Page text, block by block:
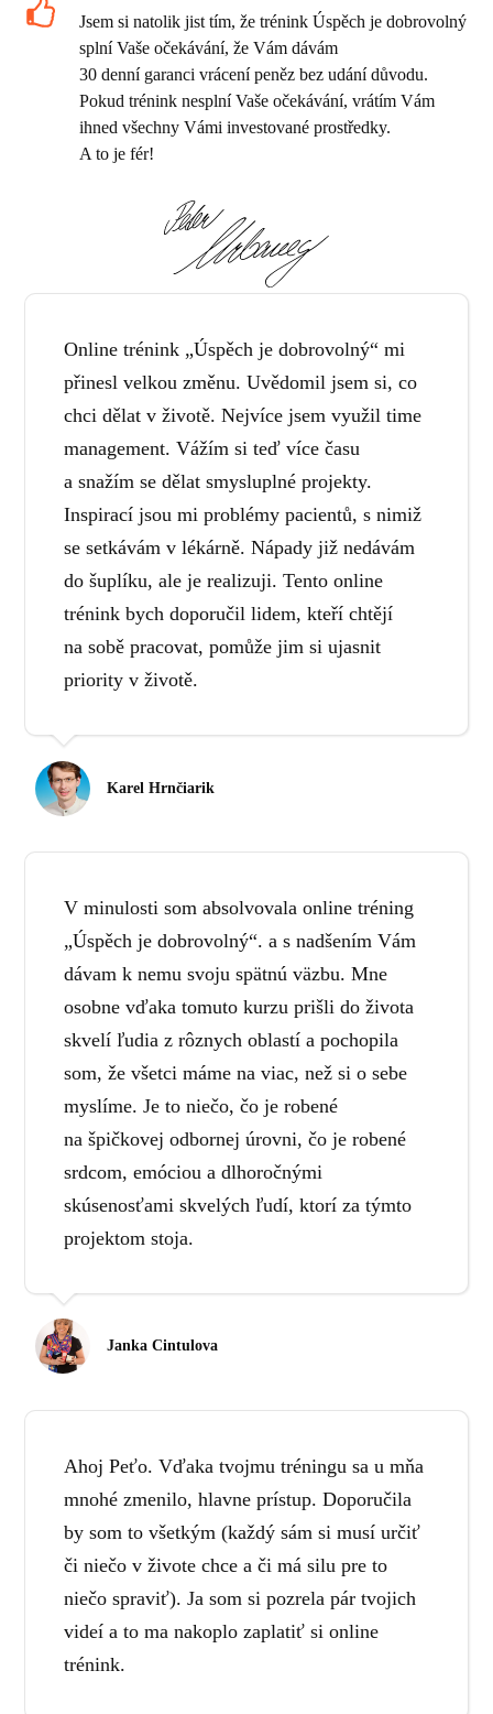
Jsem si natolik jist tím, že trénink Úspěch je dobrovolný
splní Vaše očekávání, že Vám dávám
30 denní garanci vrácení peněz bez udání důvodu.
Pokud trénink nesplní Vaše očekávání, vrátím Vám
ihned všechny Vámi investované prostředky.
A to je fér!
Online trénink „Úspěch je dobrovolný“ mi
přinesl velkou změnu. Uvědomil jsem si, co
chci dělat v životě. Nejvíce jsem využil time
management. Vážím si teď více času
a snažím se dělat smysluplné projekty.
Inspirací jsou mi problémy pacientů, s nimiž
se setkávám v lékárně. Nápady již nedávám
do šuplíku, ale je realizuji. Tento online
trénink bych doporučil lidem, kteří chtějí
na sobě pracovat, pomůže jim si ujasnit
priority v životě.
Karel Hrnčiarik
V minulosti som absolvovala online tréning
„Úspěch je dobrovolný“. a s nadšením Vám
dávam k nemu svoju spätnú väzbu. Mne
osobne vďaka tomuto kurzu prišli do života
skvelí ľudia z rôznych oblastí a pochopila
som, že všetci máme na viac, než si o sebe
myslíme. Je to niečo, čo je robené
na špičkovej odbornej úrovni, čo je robené
srdcom, emóciou a dlhoročnými
skúsenosťami skvelých ľudí, ktorí za týmto
projektom stoja.
Janka Cintulova
Ahoj Peťo. Vďaka tvojmu tréningu sa u mňa
mnohé zmenilo, hlavne prístup. Doporučila
by som to všetkým (každý sám si musí určiť
či niečo v živote chce a či má silu pre to
niečo spraviť). Ja som si pozrela pár tvojich
videí a to ma nakoplo zaplatiť si online
trénink.